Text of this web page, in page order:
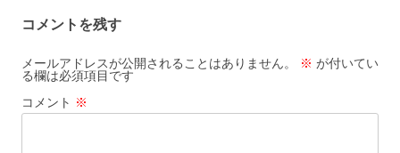
コメントを残す
メールアドレスが公開されることはありません。 ※ が付いてい
る欄は必須項目です
コメント ※